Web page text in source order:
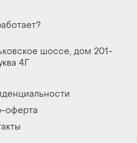
шоссе, дом 201-
4Г
оферта